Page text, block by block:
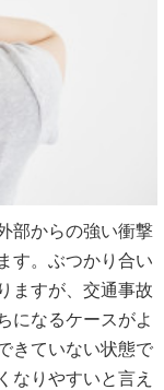
部からの強い衝撃
す。ぶつかり合い
ますが、交通事故
になるケースがよ
きていない状態で
なりやすいと言え